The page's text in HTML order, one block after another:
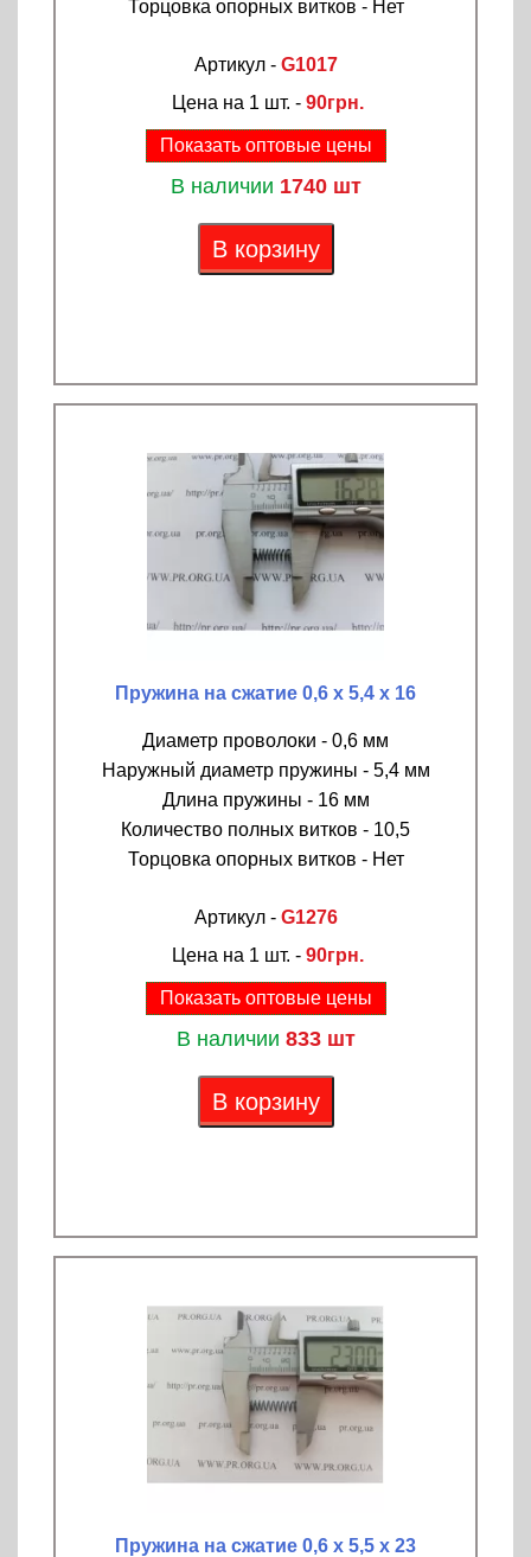
Торцовка опорных витков - Нет
Артикул - G1017
Цена на 1 шт. - 90грн.
Показать оптовые цены
В наличии 1740 шт
В корзину
Пружина на сжатие 0,6 х 5,4 х 16
Диаметр проволоки - 0,6 мм
Наружный диаметр пружины - 5,4 мм
Длина пружины - 16 мм
Количество полных витков - 10,5
Торцовка опорных витков - Нет
Артикул - G1276
Цена на 1 шт. - 90грн.
Показать оптовые цены
В наличии 833 шт
В корзину
Пружина на сжатие 0,6 х 5,5 х 23